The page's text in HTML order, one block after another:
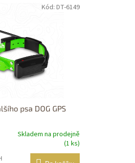
psa DOG GPS
Skladem na prodejně
(1 ks)
Kód: DT-6149